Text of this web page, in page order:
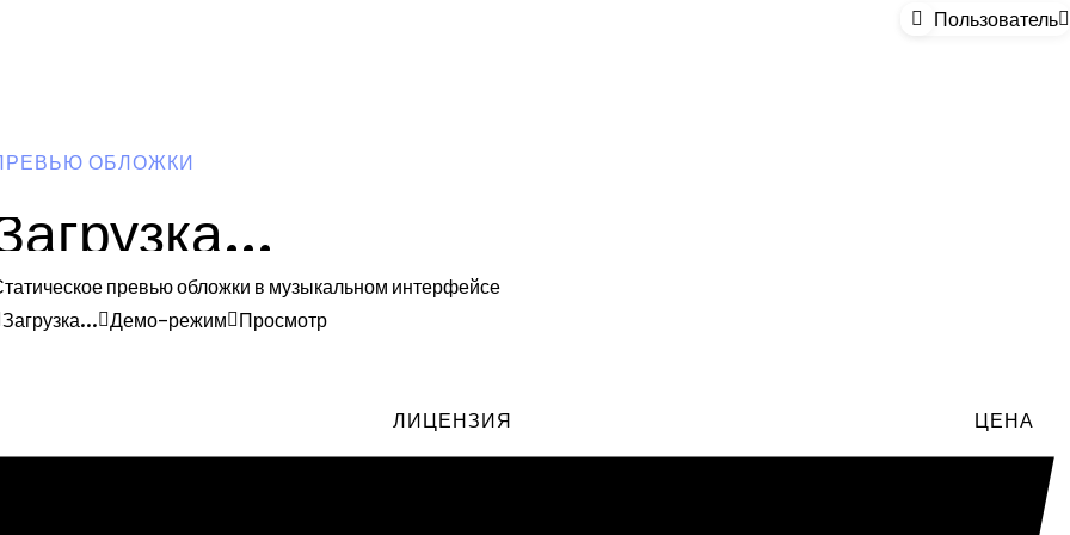
Пользователь
ОБЛОЖКИ
превью обложки в музыкальном интерфейсе
Загрузка... Демо-режим Просмотр
ЛИЦЕНЗИЯ ЦЕНА